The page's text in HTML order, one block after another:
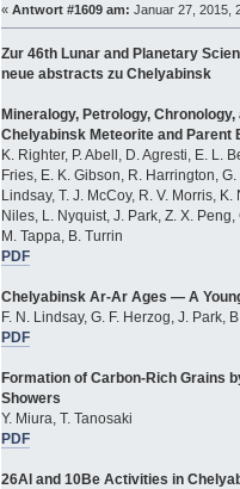
« Antwort #1609 am: Januar 27, 2015,
Zur 46th Lunar and Planetary
neue abstracts zu Chelyabinsk
Mineralogy, Petrology,
Chelyabinsk Meteorite and Parent
K. Righter, P. Abell, D. Agresti, E. L.
Fries, E. K. Gibson, R. Harrington,
Lindsay, T. J. McCoy, R. V. Morris,
Niles, L. Nyquist, J. Park, Z. X.
M. Tappa, B. Turrin
PDF
Chelyabinsk Ar-Ar Ages — A
F. N. Lindsay, G. F. Herzog, J. Park,
PDF
Formation of Carbon-Rich Grains
Showers
Y. Miura, T. Tanosaki
PDF
26Al and 10Be Activities in